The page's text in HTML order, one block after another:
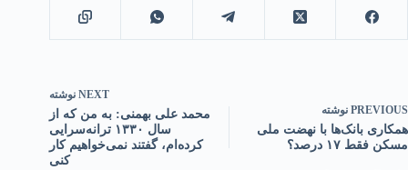
PREVIOUS نوشته
همکاری بانک‌ها با نهضت ملی
مسکن فقط ۱۷ درصد؟
NEXT نوشته
محمد علی بهمنی: به من که از
سال ۱۳۳۰ ترانه‌سرایی
کرده‌ام، گفتند نمی‌خواهیم کار
کنی